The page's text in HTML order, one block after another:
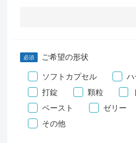
ご希望の形状
ソフトカプセル
打錠
顆粒
ペースト
ゼリー
その他